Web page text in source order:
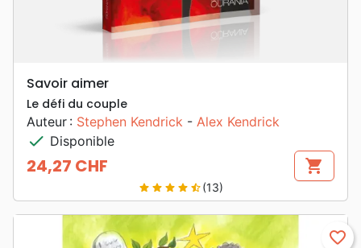
Savoir aimer
Le défi du couple
Auteur : Stephen Kendrick - Alex Kendrick
check Disponible
Prix
24,27 CHF shopping_cart
star star star star star_half(13)
favorite_border